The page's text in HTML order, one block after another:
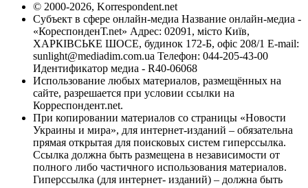
© 2000-2026, Korrespondent.net
Субъект в сфере онлайн-медиа Название онлайн-медиа -
«КореспонденТ.net» Адрес: 02091, місто Київ,
ХАРКІВСЬКЕ ШОСЕ, будинок 172-Б, офіс 208/1 E-mail:
sunlight@mediadim.com.ua Телефон: 044-205-43-00
Идентификатор медиа - R40-06068
Использование любых материалов, размещённых на
сайте, разрешается при условии ссылки на
Корреспондент.net.
При копировании материалов со страницы «Новости
Украины и мира», для интернет-изданий – обязательна
прямая открытая для поисковых систем гиперссылка.
Ссылка должна быть размещена в независимости от
полного либо частичного использования материалов.
Гиперссылка (для интернет- изданий) – должна быть